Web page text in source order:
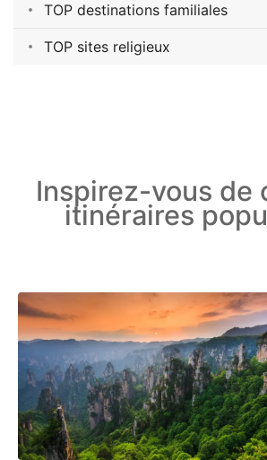
TOP destinations familiales
TOP sites religieux
Inspirez-vous de
itinéraires